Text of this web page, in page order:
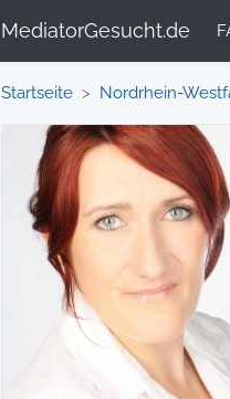
MediatorGesucht.de
Startseite Nordrhein-